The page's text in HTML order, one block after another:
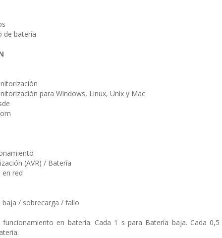
de batería
para Windows, Linux, Unix y Mac
(AVR) / Batería
red
/ sobrecarga / fallo
en batería. Cada 1 s para Batería baja. Cada